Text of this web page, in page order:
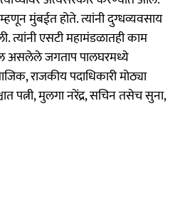
मुंबईत होते. त्यांनी दुग्धव्यवसाय
त्यांनी एसटी महामंडळातही काम
असलेले जगताप पालघरमध्ये
राजकीय पदाधिकारी मोठ्या
पत्नी, मुलगा नरेंद्र, सचिन तसेच सुना,